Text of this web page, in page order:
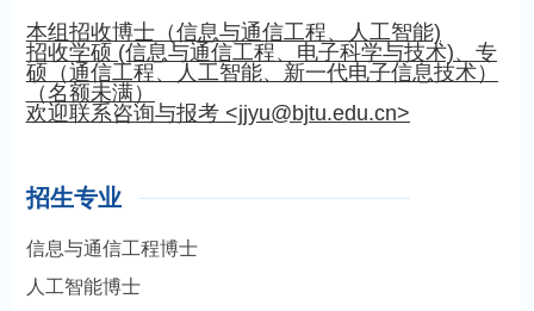
本组招收博士（信息与通信工程、人工智能)
招收学硕 (信息与通信工程、电子科学与技术)、 专
硕（通信工程、
人工智能、 新一代电子信息技术）
（名额未满）
欢迎联系咨询与报考 <jjyu@bjtu.edu.cn>
招生专业
信息与通信工程博士
人工智能博士